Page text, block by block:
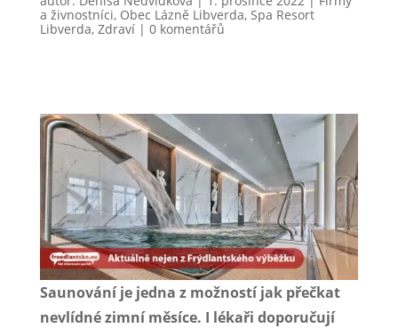
a živnostníci, Obec Lázně Libverda, Spa Resort
Libverda, Zdraví| 0 komentářů
Saunování je jedna z možností jak přečkat
nevlídné zimní měsíce. I lékaři doporučují